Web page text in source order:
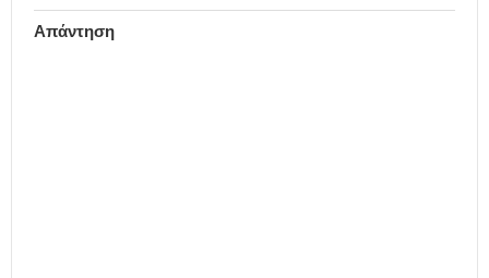
Απάντηση